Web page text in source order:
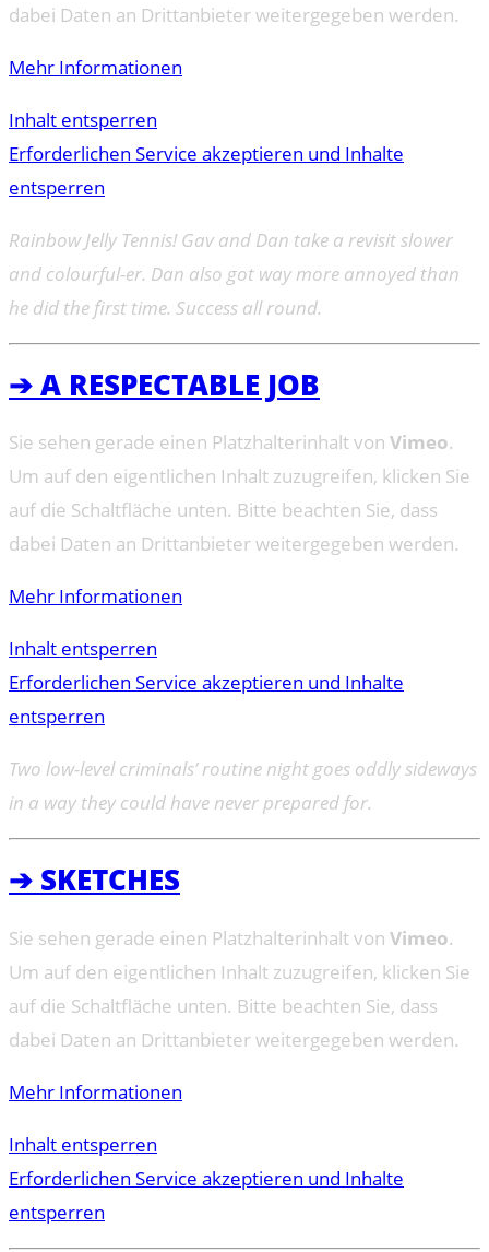
dabei Daten an Drittanbieter weitergegeben werden.
Mehr Informationen
Inhalt entsperren
Erforderlichen Service akzeptieren und Inhalte
entsperren
Rainbow Jelly Tennis! Gav and Dan take a revisit slower
and colourful-er. Dan also got way more annoyed than
he did the first time. Success all round.
➔ A RESPECTABLE JOB
Sie sehen gerade einen Platzhalterinhalt von Vimeo.
Um auf den eigentlichen Inhalt zuzugreifen, klicken Sie
auf die Schaltfläche unten. Bitte beachten Sie, dass
dabei Daten an Drittanbieter weitergegeben werden.
Mehr Informationen
Inhalt entsperren
Erforderlichen Service akzeptieren und Inhalte
entsperren
Two low-level criminals’ routine night goes oddly sideways
in a way they could have never prepared for.
➔ SKETCHES
Sie sehen gerade einen Platzhalterinhalt von Vimeo.
Um auf den eigentlichen Inhalt zuzugreifen, klicken Sie
auf die Schaltfläche unten. Bitte beachten Sie, dass
dabei Daten an Drittanbieter weitergegeben werden.
Mehr Informationen
Inhalt entsperren
Erforderlichen Service akzeptieren und Inhalte
entsperren